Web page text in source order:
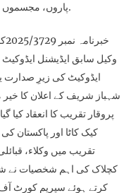
پاروں، مجسموں اور سائنٹفک ماڈلز کو لائقِ تحسین قرار دیا.
وکیل سابق ایڈیشنل
ایڈوکیٹ کی زیرِ صدارت
شہباز شریف کے اعلان کا
پروقار تقریب کا انعقاد
کیک کاٹا اور پاکستان
تقریب میں وکلاء،
کچلاک کی اہم شخصیات نے
کرتے ہوئے سپریم کورٹ